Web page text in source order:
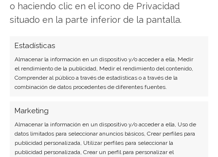
o haciendo clic en el icono de Privacidad
situado en la parte inferior de la pantalla.
Estadísticas
Almacenar la información en un dispositivo y/o acceder a ella, Medir
el rendimiento de la publicidad, Medir el rendimiento del contenido,
Comprender al público a través de estadísticas o a través de la
combinación de datos procedentes de diferentes fuentes.
Marketing
Almacenar la información en un dispositivo y/o acceder a ella, Uso de
datos limitados para seleccionar anuncios básicos, Crear perfiles para
publicidad personalizada, Utilizar perfiles para seleccionar la
publicidad personalizada, Crear un perfil para personalizar el